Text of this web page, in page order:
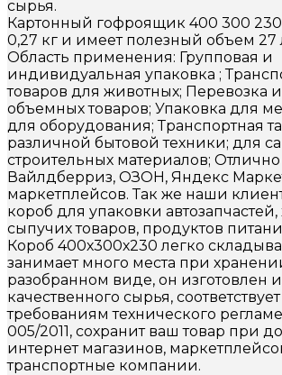
сырья.
Картонный гофроящик 400 300 230
0,27 кг и имеет полезный объем 27
Область применения: Групповая и
индивидуальная упаковка ;
товаров для животных; Перевозка
объемных товаров; Упаковка для
для оборудования; Транспортная
различной бытовой техники; для
строительных материалов;
Вайлдберриз, ОЗОН, Яндекс
маркетплейсов. Так же наши
короб для упаковки
сыпучих товаров, продуктов
Короб 400х300х230 легко
занимает много места при
разобранном виде, он изготовлен
качественного сырья,
требованиям технического
005/2011, сохранит ваш товар при
интернет магазинов,
транспортные компании.